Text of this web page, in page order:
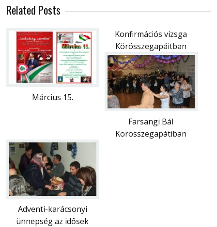
Related Posts
Március 15.
Konfirmációs vizsga
Körösszegapáitban
Farsangi Bál
Körösszegapátiban
Adventi-karácsonyi
ünnepség az idősek